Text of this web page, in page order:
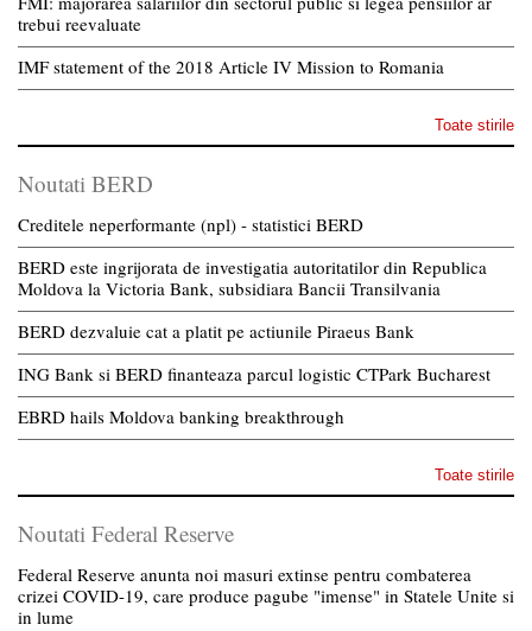
trebui reevaluate
IMF statement of the 2018 Article IV Mission to Romania
Toate stirile
Noutati BERD
Creditele neperformante (npl) - statistici BERD
BERD este ingrijorata de investigatia autoritatilor din Republica
Moldova la Victoria Bank, subsidiara Bancii Transilvania
BERD dezvaluie cat a platit pe actiunile Piraeus Bank
ING Bank si BERD finanteaza parcul logistic CTPark Bucharest
EBRD hails Moldova banking breakthrough
Toate stirile
Noutati Federal Reserve
Federal Reserve anunta noi masuri extinse pentru combaterea
crizei COVID-19, care produce pagube "imense" in Statele Unite si
in lume